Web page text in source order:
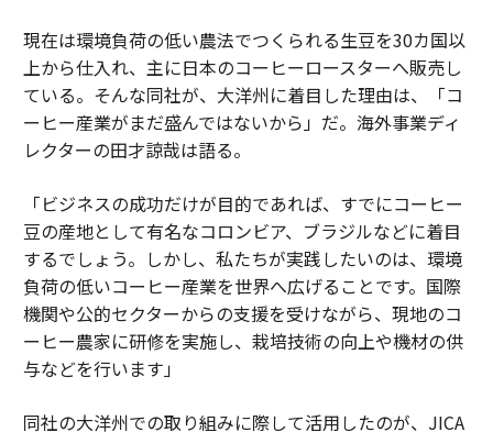
現在は環境負荷の低い農法でつくられる生豆を30カ国以
上から仕入れ、主に日本のコーヒーロースターへ販売し
ている。そんな同社が、大洋州に着目した理由は、「コ
ーヒー産業がまだ盛んではないから」だ。海外事業ディ
レクターの田才諒哉は語る。
「ビジネスの成功だけが目的であれば、すでにコーヒー
豆の産地として有名なコロンビア、ブラジルなどに着目
するでしょう。しかし、私たちが実践したいのは、環境
負荷の低いコーヒー産業を世界へ広げることです。国際
機関や公的セクターからの支援を受けながら、現地のコ
ーヒー農家に研修を実施し、栽培技術の向上や機材の供
与などを行います」
同社の大洋州での取り組みに際して活用したのが、JICA